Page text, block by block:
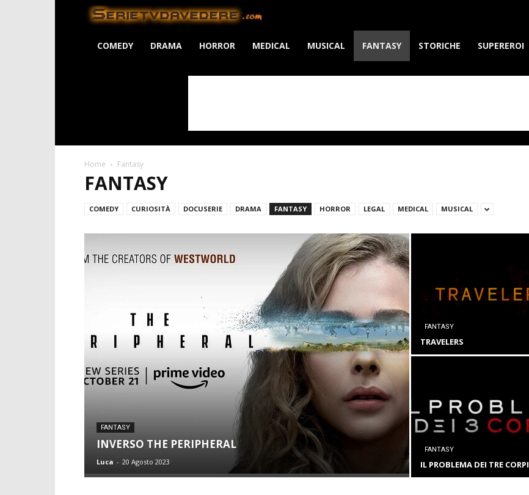
COMEDY DRAMA HORROR MEDICAL MUSICAL FANTASY STORICHE SUPEREROI
Home Fantasy
FANTASY
COMEDY CURIOSITÀ DOCUSERIE DRAMA FANTASY HORROR LEGAL MEDICAL MUSICAL
FANTASY
INVERSO THE PERIPHERAL
Luca - 20 Agosto 2023
FANTASY
TRAVELERS
FANTASY
IL PROBLEMA DEI TRE CORPI